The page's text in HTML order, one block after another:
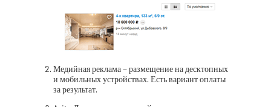
Медийная реклама – размещение на десктопных
и мобильных устройствах. Есть вариант оплаты
за результат.